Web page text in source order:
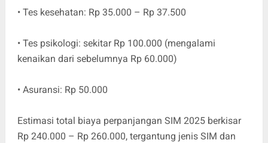
• Tes kesehatan: Rp 35.000 – Rp 37.500
• Tes psikologi: sekitar Rp 100.000 (mengalami
kenaikan dari sebelumnya Rp 60.000)
• Asuransi: Rp 50.000
Estimasi total biaya perpanjangan SIM 2025 berkisar
Rp 240.000 – Rp 260.000, tergantung jenis SIM dan